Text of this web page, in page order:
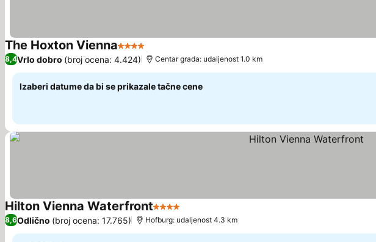
The Hoxton Vienna4 Zvezdice
8,4Vrlo dobro (broj ocena: 4.424) Centar grada: udaljenost 1.0 km
Izaberi datume da bi se prikazale tačne cene
Hilton Vienna Waterfront4 Zvezdice
8,6Odlično (broj ocena: 17.765) Hofburg: udaljenost 4.3 km